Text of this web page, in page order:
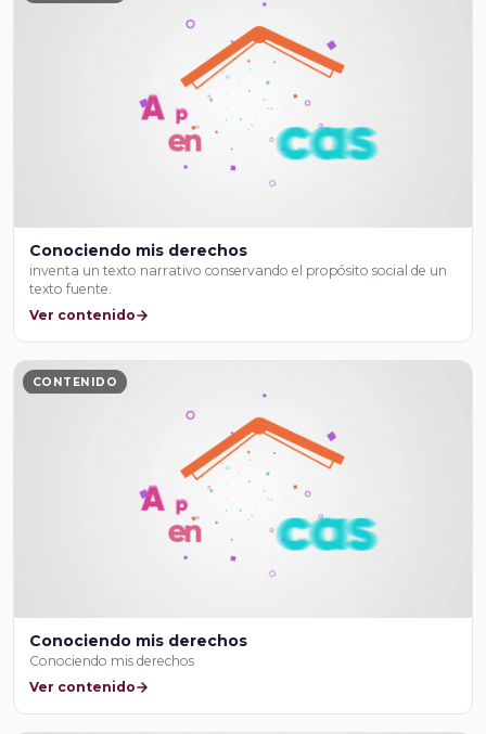
Conociendo mis derechos
inventa un texto narrativo conservando el propósito social de un
texto fuente.
Ver contenido
CONTENIDO
Conociendo mis derechos
Conociendo mis derechos
Ver contenido